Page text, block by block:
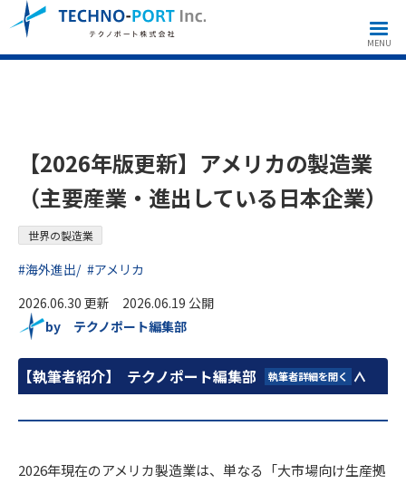
MENU
海外向けマーケティング 世界の製造業
【2026年版更新】アメリカの製造業
（主要産業・進出している日本企業）
世界の製造業
#海外進出
#アメリカ
2026.06.30 更新 2026.06.19 公開
by テクノポート編集部
【執筆者紹介】 テクノポート編集部 執筆者詳細を開く
2026年現在のアメリカ製造業は、単なる「大市場向け生産拠